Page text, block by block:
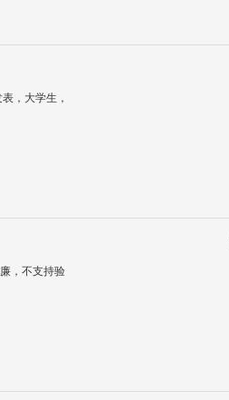
，大学生，
，不支持验